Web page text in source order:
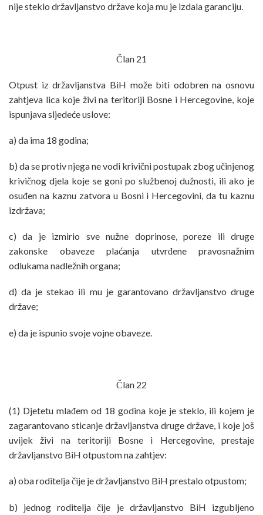
nije steklo državljanstvo države koja mu je izdala garanciju.
Član 21
Otpust iz državljanstva BiH može biti odobren na osnovu
zahtjeva lica koje živi na teritoriji Bosne i Hercegovine, koje
ispunjava sljedeće uslove:
a) da ima 18 godina;
b) da se protiv njega ne vodi krivični postupak zbog učinjenog
krivičnog djela koje se goni po službenoj dužnosti, ili ako je
osuđen na kaznu zatvora u Bosni i Hercegovini, da tu kaznu
izdržava;
c) da je izmirio sve nužne doprinose, poreze ili druge
zakonske obaveze plaćanja utvrđene pravosnažnim
odlukama nadležnih organa;
d) da je stekao ili mu je garantovano državljanstvo druge
države;
e) da je ispunio svoje vojne obaveze.
Član 22
(1) Djetetu mlađem od 18 godina koje je steklo, ili kojem je
zagarantovano sticanje državljanstva druge države, i koje još
uvijek živi na teritoriji Bosne i Hercegovine, prestaje
državljanstvo BiH otpustom na zahtjev:
a) oba roditelja čije je državljanstvo BiH prestalo otpustom;
b) jednog roditelja čije je državljanstvo BiH izgubljeno